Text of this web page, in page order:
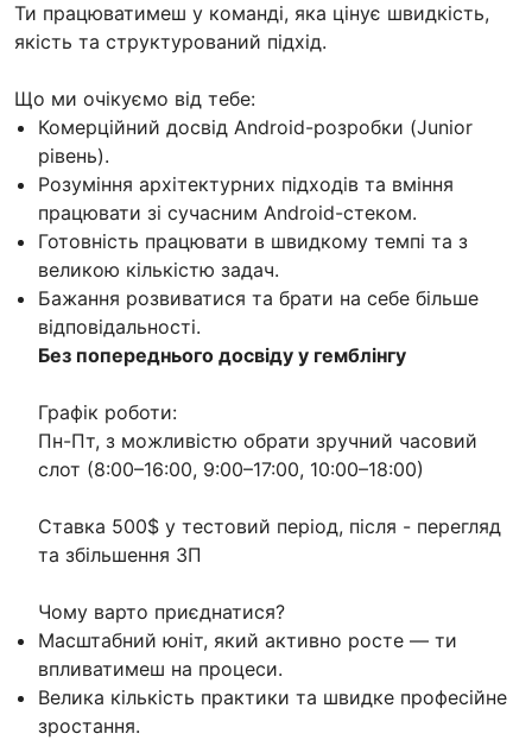
Ти працюватимеш у команді, яка цінує швидкість,
якість та структурований підхід.
Що ми очікуємо від тебе:
Комерційний досвід Android-розробки (Junior
рівень).
Розуміння архітектурних підходів та вміння
працювати зі сучасним Android-стеком.
Готовність працювати в швидкому темпі та з
великою кількістю задач.
Бажання розвиватися та брати на себе більше
відповідальності.
Без попереднього досвіду у гемблінгу
Графік роботи:
Пн-Пт, з можливістю обрати зручний часовий
слот (8:00–16:00, 9:00–17:00, 10:00–18:00)
Ставка 500$ у тестовий період, після - перегляд
та збільшення ЗП
Чому варто приєднатися?
Масштабний юніт, який активно росте — ти
впливатимеш на процеси.
Велика кількість практики та швидке професійне
зростання.